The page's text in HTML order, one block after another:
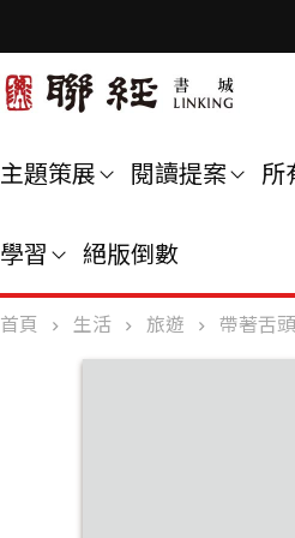
主題策展 閱讀提案 所
學習 絕版倒數
首頁 生活 旅遊 帶著舌